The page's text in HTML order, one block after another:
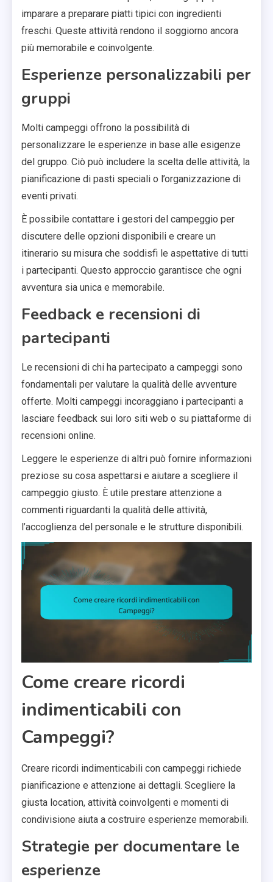
imparare a preparare piatti tipici con ingredienti
freschi. Queste attività rendono il soggiorno ancora
più memorabile e coinvolgente.
Esperienze personalizzabili per
gruppi
Molti campeggi offrono la possibilità di
personalizzare le esperienze in base alle esigenze
del gruppo. Ciò può includere la scelta delle attività, la
pianificazione di pasti speciali o l’organizzazione di
eventi privati.
È possibile contattare i gestori del campeggio per
discutere delle opzioni disponibili e creare un
itinerario su misura che soddisfi le aspettative di tutti
i partecipanti. Questo approccio garantisce che ogni
avventura sia unica e memorabile.
Feedback e recensioni di
partecipanti
Le recensioni di chi ha partecipato a campeggi sono
fondamentali per valutare la qualità delle avventure
offerte. Molti campeggi incoraggiano i partecipanti a
lasciare feedback sui loro siti web o su piattaforme di
recensioni online.
Leggere le esperienze di altri può fornire informazioni
preziose su cosa aspettarsi e aiutare a scegliere il
campeggio giusto. È utile prestare attenzione a
commenti riguardanti la qualità delle attività,
l’accoglienza del personale e le strutture disponibili.
Come creare ricordi
indimenticabili con
Campeggi?
Creare ricordi indimenticabili con campeggi richiede
pianificazione e attenzione ai dettagli. Scegliere la
giusta location, attività coinvolgenti e momenti di
condivisione aiuta a costruire esperienze memorabili.
Strategie per documentare le
esperienze